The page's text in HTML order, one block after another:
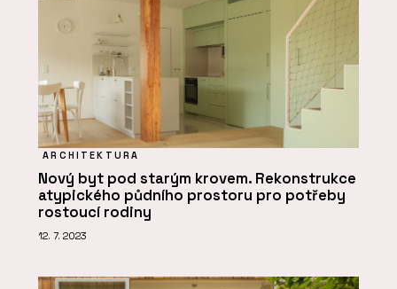
ARCHITEKTURA
Nový byt pod starým krovem. Rekonstrukce
atypického půdního prostoru pro potřeby
rostoucí rodiny
12. 7. 2023